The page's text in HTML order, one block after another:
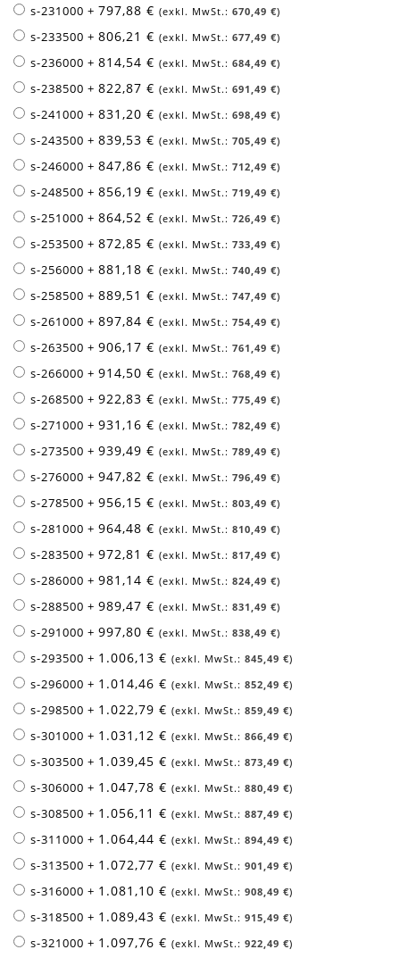
s-231000+797,88 € 670,49 €
s-233500+806,21 € 677,49 €
s-236000+814,54 € 684,49 €
s-238500+822,87 € 691,49 €
s-241000+831,20 € 698,49 €
s-243500+839,53 € 705,49 €
s-246000+847,86 € 712,49 €
s-248500+856,19 € 719,49 €
s-251000+864,52 € 726,49 €
s-253500+872,85 € 733,49 €
s-256000+881,18 € 740,49 €
s-258500+889,51 € 747,49 €
s-261000+897,84 € 754,49 €
s-263500+906,17 € 761,49 €
s-266000+914,50 € 768,49 €
s-268500+922,83 € 775,49 €
s-271000+931,16 € 782,49 €
s-273500+939,49 € 789,49 €
s-276000+947,82 € 796,49 €
s-278500+956,15 € 803,49 €
s-281000+964,48 € 810,49 €
s-283500+972,81 € 817,49 €
s-286000+981,14 € 824,49 €
s-288500+989,47 € 831,49 €
s-291000+997,80 € 838,49 €
s-293500+ 1.006,13 € 845,49 €
s-296000+ 1.014,46 € 852,49 €
s-298500+ 1.022,79 € 859,49 €
s-301000+ 1.031,12 € 866,49 €
s-303500+ 1.039,45 € 873,49 €
s-306000+ 1.047,78 € 880,49 €
s-308500+ 1.056,11 € 887,49 €
s-311000+ 1.064,44 € 894,49 €
s-313500+ 1.072,77 € 901,49 €
s-316000+ 1.081,10 € 908,49 €
s-318500+ 1.089,43 € 915,49 €
s-321000+ 1.097,76 € 922,49 €